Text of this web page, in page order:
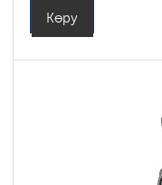
Көру